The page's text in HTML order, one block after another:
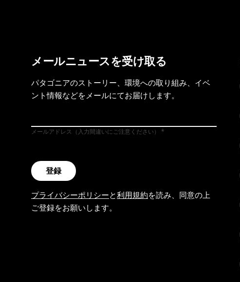
メールニュースを受け取る
パタゴニアのストーリー、環境への取り組み、イベ
ント情報などをメールにてお届けします。
メールアドレス（入力間違いにご注意ください）
登録
プライバシーポリシーと利用規約を読み、同意の上
ご登録をお願いします。